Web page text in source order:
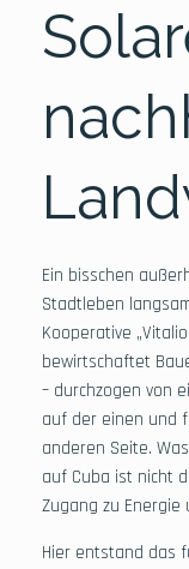
Ein bisschen
Stadtleben
Kooperative
bewirtschaftet
– durchzogen von
auf der einen und
anderen Seite.
auf Cuba ist nicht
Zugang zu Energie
Hier entstand das